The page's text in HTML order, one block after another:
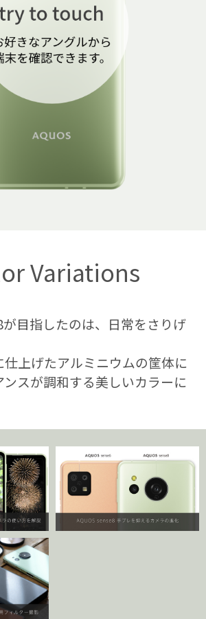
Variations
が目指したのは、日常をさりげ
仕上げたアルミニウムの筐体に
スが調和する美しいカラーに